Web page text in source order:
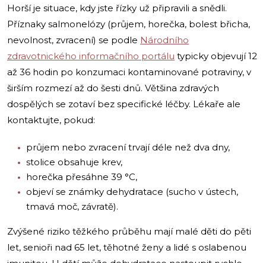
Horší je situace, kdy jste řízky už připravili a snědli.
Příznaky salmonelózy (průjem, horečka, bolest břicha,
nevolnost, zvracení) se podle Národního
zdravotnického informačního portálu typicky objevují 12
až 36 hodin po konzumaci kontaminované potraviny, v
širším rozmezí až do šesti dnů. Většina zdravých
dospělých se zotaví bez specifické léčby. Lékaře ale
kontaktujte, pokud:
průjem nebo zvracení trvají déle než dva dny,
stolice obsahuje krev,
horečka přesáhne 39 °C,
objeví se známky dehydratace (sucho v ústech,
tmavá moč, závratě).
Zvýšené riziko těžkého průběhu mají malé děti do pěti
let, senioři nad 65 let, těhotné ženy a lidé s oslabenou